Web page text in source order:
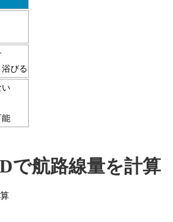
びる
い
能
で航路線量を計算